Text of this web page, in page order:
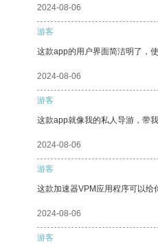
2024-08-06
游客
这款app的用户界面简洁明了，
2024-08-06
游客
这款app就像我的私人导游，带
2024-08-06
游客
这款加速器VPM应用程序可以给
2024-08-06
游客